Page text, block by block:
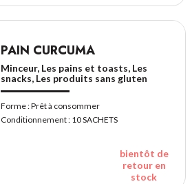
PAIN CURCUMA
Minceur, Les pains et toasts, Les
snacks, Les produits sans gluten
Forme :Prêt à consommer
Conditionnement : 10 SACHETS
bientôt de
retour en
stock